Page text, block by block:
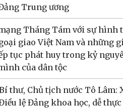
Trung ương
Tháng Tám với sự hình
giao Việt Nam và những
tục phát huy trong kỷ
của dân tộc
thư, Chủ tịch nước Tô Lâm:
lệ Đảng khoa học, dễ